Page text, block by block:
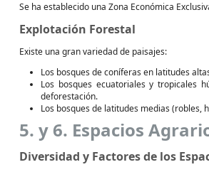
Se ha establecido una Zona Económica
Explotación Forestal
Existe una gran variedad de paisajes:
Los bosques de coníferas en latitudes
Los bosques ecuatoriales y tropicales
deforestación.
Los bosques de latitudes medias (robles,
5. y 6. Espacios
Diversidad y Factores de los